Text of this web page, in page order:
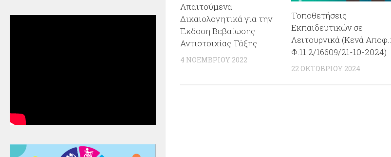
Απαιτούμενα
Δικαιολογητικά για την
Έκδοση Βεβαίωσης
Αντιστοιχίας Τάξης
4 ΝΟΕΜΒΡΊΟΥ 2022
Τοποθετήσεις
Εκπαιδευτικών σε
Λειτουργικά (Κενά Αποφ.:
Φ.11.2/16609/21-10-2024)
22 ΟΚΤΩΒΡΊΟΥ 2024